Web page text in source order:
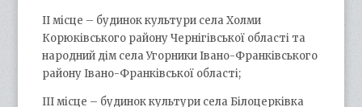
II місце – будинок культури села Холми
Корюківського району Чернігівської області та
народний дім села Угорники Івано-Франківського
району Івано-Франківської області;
III місце – будинок культури села Білоцерківка